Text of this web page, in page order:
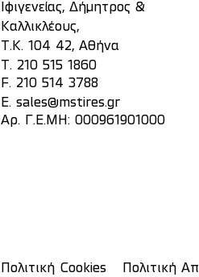
Ιφιγενείας, Δήμητρος &
Καλλικλέους,
Τ.Κ. 104 42, Αθήνα
T. 210 515 1860
F. 210 514 3788
E. sales@mstires.gr
Αρ. Γ.Ε.ΜΗ: 000961901000
Πολιτική Cookies Πολιτική